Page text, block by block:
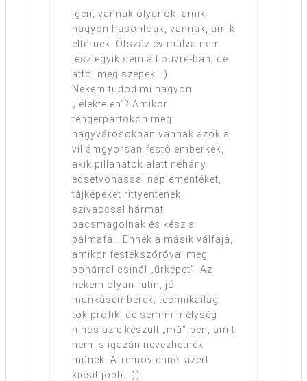
Igen, vannak olyanok, amik
nagyon hasonlóak, vannak, amik
eltérnek. Ötszáz év múlva nem
lesz egyik sem a Louvre-ban, de
attól még szépek. :)
Nekem tudod mi nagyon
„lélektelen”? Amikor
tengerpartokon meg
nagyvárosokban vannak azok a
villámgyorsan festő emberkék,
akik pillanatok alatt néhány
ecsetvonással naplementéket,
tájképeket rittyentenek,
szivaccsal hármat
pacsmagolnak és kész a
pálmafa… Ennek a másik válfaja,
amikor festékszóróval meg
pohárral csinál „űrképet”. Az
nekem olyan rutin, jó
munkásemberek, technikailag
tök profik, de semmi mélység
nincs az elkészült „mű”-ben, amit
nem is igazán nevezhetnék
műnek. Afremov ennél azért
kicsit jobb. :))